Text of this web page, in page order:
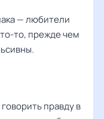
— любители
то, прежде чем
правду в